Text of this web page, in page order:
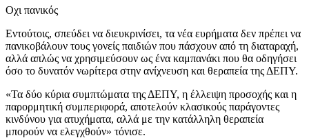
Οχι πανικός
Εντούτοις, σπεύδει να διευκρινίσει, τα νέα ευρήματα δεν πρέπει να
πανικοβάλουν τους γονείς παιδιών που πάσχουν από τη διαταραχή,
αλλά απλώς να χρησιμεύσουν ως ένα καμπανάκι που θα οδηγήσει
όσο το δυνατόν νωρίτερα στην ανίχνευση και θεραπεία της ΔΕΠΥ.
«Τα δύο κύρια συμπτώματα της ΔΕΠΥ, η έλλειψη προσοχής και η
παρορμητική συμπεριφορά, αποτελούν κλασικούς παράγοντες
κινδύνου για ατυχήματα, αλλά με την κατάλληλη θεραπεία
μπορούν να ελεγχθούν» τόνισε.